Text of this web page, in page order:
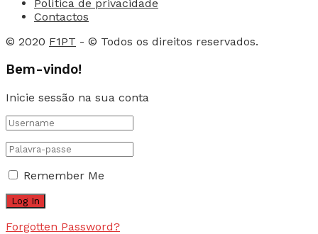
Política de privacidade
Contactos
© 2020 F1PT - © Todos os direitos reservados.
Bem-vindo!
Inicie sessão na sua conta
Remember Me
Forgotten Password?